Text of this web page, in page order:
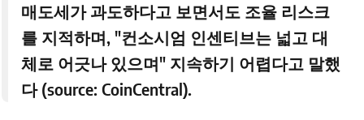
매도세가 과도하다고 보면서도 조율 리스크
를 지적하며, "컨소시엄 인센티브는 넓고 대
체로 어긋나 있으며" 지속하기 어렵다고 말했
다 (source: CoinCentral).